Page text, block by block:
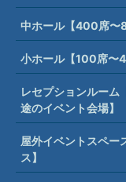
中ホール【400席〜
小ホール【100席〜
レセプションルーム
途のイベント会場】
屋外イベントスペー
ス】